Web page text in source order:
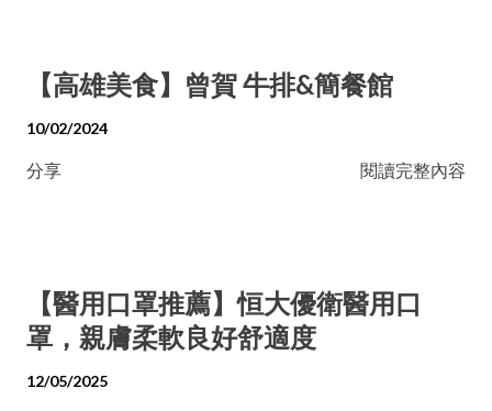
【高雄美食】曾賀 牛排&簡餐館
10/02/2024
分享 閱讀完整內容
【醫用口罩推薦】恒大優衛醫用口
罩，親膚柔軟良好舒適度
12/05/2025